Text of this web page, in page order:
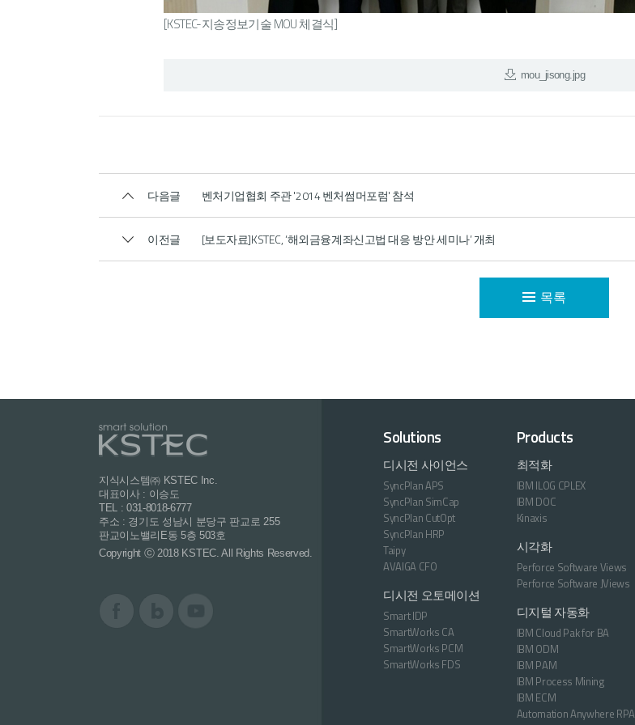
[KSTEC-지송정보기술 MOU 체결식]
mou_jisong.jpg
다음글 벤처기업협회 주관 '2014 벤처썸머포럼' 참석
이전글 [보도자료]KSTEC, ‘해외금융계좌신고법 대응 방안 세미나’ 개최
목록
지식시스템㈜ KSTEC Inc.
대표이사 : 이승도
TEL : 031-8018-6777
주소 : 경기도 성남시 분당구 판교로 255
판교이노밸리E동 5층 503호
Copyright ⓒ 2018 KSTEC. All Rights Reserved.
Solutions
디시전 사이언스
SyncPlan APS
SyncPlan SimCap
SyncPlan CutOpt
SyncPlan HRP
Taipy
AVAIGA CFO
디시전 오토메이션
Smart IDP
SmartWorks CA
SmartWorks PCM
SmartWorks FDS
Products
최적화
IBM ILOG CPLEX
IBM DOC
Kinaxis
시각화
Perforce Software Views
Perforce Software JViews
디지털 자동화
IBM Cloud Pak for BA
IBM ODM
IBM PAM
IBM Process Mining
IBM ECM
Automation Anywhere RPA